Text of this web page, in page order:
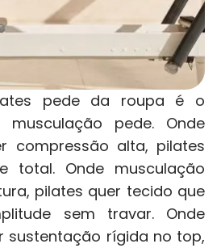
pede da roupa é o
pede. Onde
compressão alta, pilates
total. Onde musculação
pilates quer tecido que
sem travar. Onde
sustentação rígida no top,